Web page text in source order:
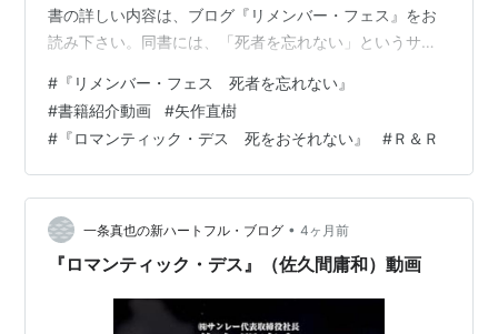
書の詳しい内容は、ブログ『リメンバー・フェス』をお
読み下さい。同書には、「死者を忘れない」というサブ
刊行されました。帯には、東京大学名誉教授の矢作直樹
先生の「人は死なない。故人は『リメンバー・フェス』
を通じて人々のこころの中に生き続けるのだから。」と
いう推薦の言葉が書かれています。矢作先生は、対談本
『命には続きがある』（ＰＨＰ研究所・ＰＨＰ文庫）の
共著者です。 リメンバー・フェス 作者:佐久間庸…
# 『リメンバー・フェス 死者を忘れない』
#書籍紹介動画 #矢作直樹
# 『ロマンティック・デス 死をおそれない』 #Ｒ＆Ｒ
一条真也の新ハートフル・ブログ • 4ヶ月前
『ロマンティック・デス』（佐久間庸和）動画